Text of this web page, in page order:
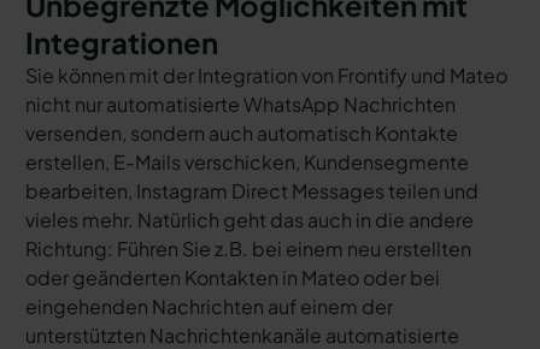
Integrationen
Sie können mit der Integration von Frontify und Mateo
nicht nur automatisierte WhatsApp Nachrichten
versenden, sondern auch automatisch Kontakte
erstellen, E-Mails verschicken, Kundensegmente
bearbeiten, Instagram Direct Messages teilen und
vieles mehr. Natürlich geht das auch in die andere
Richtung: Führen Sie z.B. bei einem neu erstellten
oder geänderten Kontakten in Mateo oder bei
eingehenden Nachrichten auf einem der
unterstützten Nachrichtenkanäle automatisierte